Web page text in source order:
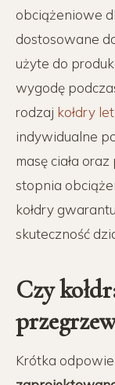
obciążeniowe
dostosowane
użyte do
wygodę
rodzaj kołdry
indywidualne
masę ciała
stopnia
kołdry
skuteczność
Czy
Krótka